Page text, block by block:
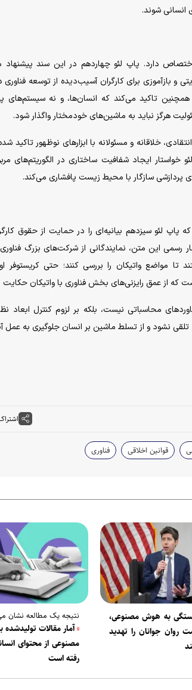
انسانی شوند.
دارد. پاپ لئو چهاردهم در این سند پیشنهاد
بازآموزی برای کارگران آسیب‌دیده از توسعه فناوری
تاکید می‌کند که انسان‌ها، و نه سیستم‌های
هرگز نباید به ماشین‌های خودمختار واگذار شود.
خلاقانه و مسئولانه با ابزار‌های نوظهور تاکید
ایجاد شفافیت ساختاری در الگوریتم‌های
سازگار با محیط زیست پافشاری می‌کند.
پاپ لئو سیزدهم بیانیه‌ای را در حمایت از حقوق
رسمی این متن، نمایندگانی از شرکت‌های بزرگ
تا مواضع واتیکان را بررسی کنند؛ حتی کریستوفر
که از عمق رایزنی‌های بخش فناوری با واتیکان حکایت
محاسباتی نیست، بلکه بر لزوم کنترل ابعاد
نشود و از تسلط ماشین بر انسان جلوگیری به عمل
قوانین اخلاقی فناوری
به هوش مصنوعی،
روان جوانان را تهدید
نتیجه یک مطالعه نشان
آمار مقالات
مصنوعی از محتوای
رفته است